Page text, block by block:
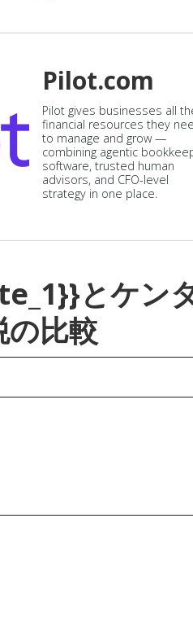
Pilot.com
Pilot gives businesses all
financial resources they
to manage and grow —
combining agentic
software, trusted human
advisors, and CFO-level
strategy in one place.
とケン
の比較